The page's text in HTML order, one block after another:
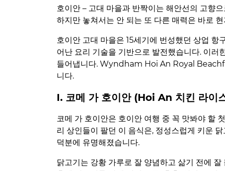
호이안 – 고대 마을과 반짝이는 해안선의 고향
하지만 놓쳐서는 안 되는 또 다른 매력은 바로
호이안 고대 마을은 15세기에 번성했던 상업 항
어난 요리 기술을 기반으로 발전했습니다. 이
들어냅니다. Wyndham Hoi An Royal
니다.
I. 코메 가 호이안 (Hoi An 치킨 라이
코메 가 호이안은 호이안 여행 중 꼭 맛봐야 할
리 상인들이 팔던 이 음식은, 정성스럽게 키운
덕분에 유명해졌습니다.
닭고기는 강황 가루로 잘 양념하고 삶기 전에